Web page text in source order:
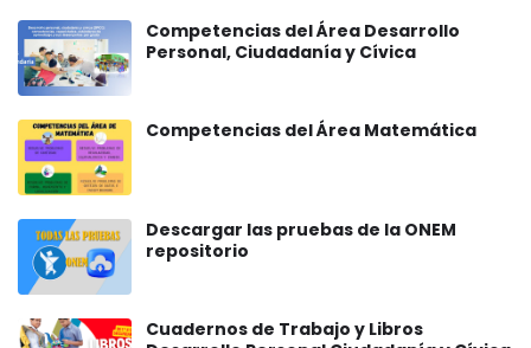
Competencias del Área Desarrollo
Personal, Ciudadanía y Cívica
Competencias del Área Matemática
Descargar las pruebas de la ONEM
repositorio
Cuadernos de Trabajo y Libros